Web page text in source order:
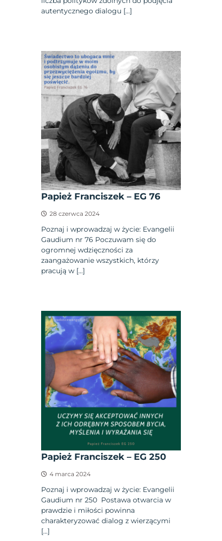
autentycznego dialogu […]
Papież Franciszek – EG 76
28 czerwca 2024
Poznaj i wprowadzaj w życie: Evangelii
Gaudium nr 76 Poczuwam się do
ogromnej wdzięczności za
zaangażowanie wszystkich, którzy
pracują w […]
Papież Franciszek – EG 250
4 marca 2024
Poznaj i wprowadzaj w życie: Evangelii
Gaudium nr 250 Postawa otwarcia w
prawdzie i miłości powinna
charakteryzować dialog z wierzącymi
[…]